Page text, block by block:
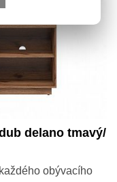
delano tmavý/
obývacího